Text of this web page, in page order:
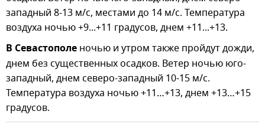
западный 8-13 м/с, местами до 14 м/с. Температура
воздуха ночью +9...+11 градусов, днем +11...+13.
В Севастополе ночью и утром также пройдут дожди,
днем без существенных осадков. Ветер ночью юго-
западный, днем северо-западный 10-15 м/с.
Температура воздуха ночью +11…+13, днем +13…+15
градусов.